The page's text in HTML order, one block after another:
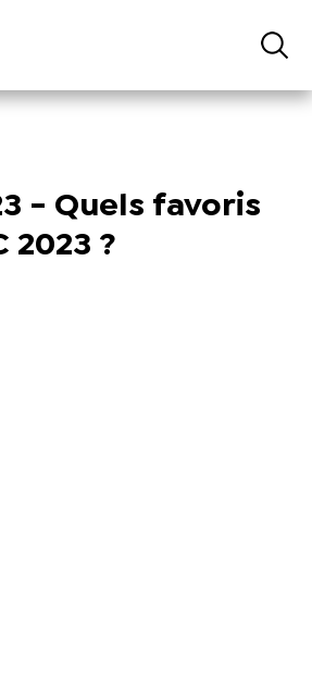
- Quels favoris
2023 ?